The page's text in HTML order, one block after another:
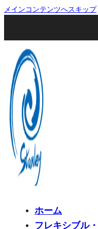
メインコンテンツへスキップ
ホーム
フレキシブル